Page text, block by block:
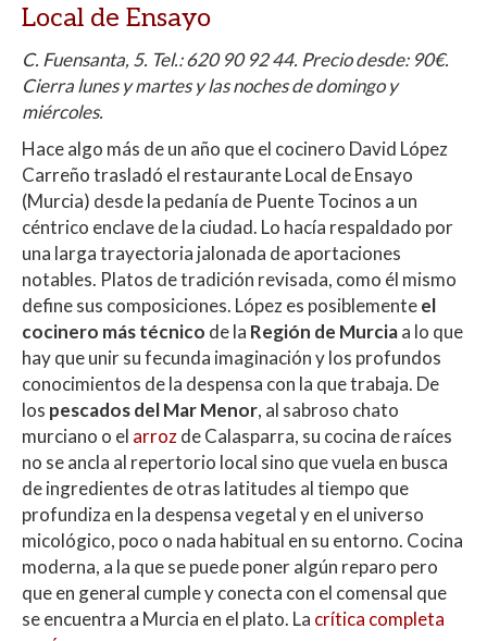
Local de Ensayo
C. Fuensanta, 5. Tel.:620 90 92 44. Precio desde: 90€.
Cierra lunes y martes y las noches de domingo y
miércoles.
Hace algo más de un año que el cocinero David López
Carreño trasladó el restaurante Local de Ensayo
(Murcia) desde la pedanía de Puente Tocinos a un
céntrico enclave de la ciudad. Lo hacía respaldado por
una larga trayectoria jalonada de aportaciones
notables. Platos de tradición revisada, como él mismo
define sus composiciones. López es posiblementeel
cocinero más técnico de la Región de Murciaa lo que
hay que unir su fecunda imaginación y los profundos
conocimientos de la despensa con la que trabaja. De
los pescados del Mar Menor, al sabroso chato
murciano o el arrozde Calasparra, su cocina de raíces
no se ancla al repertorio local sino que vuela en busca
de ingredientes de otras latitudes al tiempo que
profundiza en la despensa vegetal y en el universo
micológico, poco o nada habitual en su entorno. Cocina
moderna, a la que se puede poner algún reparo pero
que en general cumple y conecta con el comensal que
se encuentra a Murcia en el plato. La crítica completa